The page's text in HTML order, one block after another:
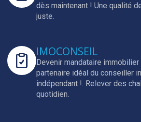
dès maintenant ! Une qualité
juste.
IMOCONSEIL
Devenir mandataire
partenaire idéal du conseiller
indépendant !. Relever des
quotidien.